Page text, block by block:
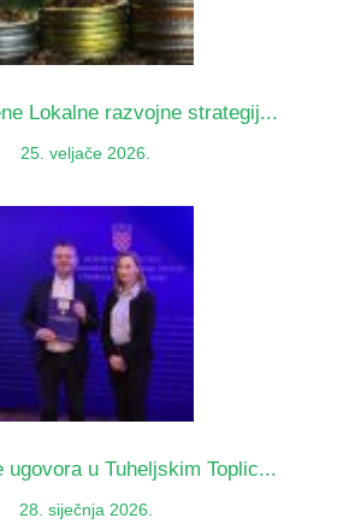
Lokalne razvojne strategij...
25. veljače 2026.
ugovora u Tuheljskim Toplic...
28. siječnja 2026.